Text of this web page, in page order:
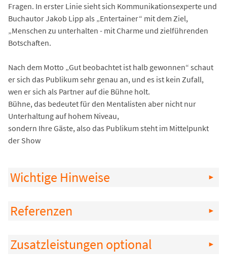
Fragen. In erster Linie sieht sich Kommunikationsexperte und
Buchautor Jakob Lipp als „Entertainer“ mit dem Ziel,
„Menschen zu unterhalten - mit Charme und zielführenden
Botschaften.
Nach dem Motto „Gut beobachtet ist halb gewonnen“ schaut
er sich das Publikum sehr genau an, und es ist kein Zufall,
wen er sich als Partner auf die Bühne holt.
Bühne, das bedeutet für den Mentalisten aber nicht nur
Unterhaltung auf hohem Niveau,
sondern Ihre Gäste, also das Publikum steht im Mittelpunkt
der Show
Wichtige Hinweise
Referenzen
Zusatzleistungen optional